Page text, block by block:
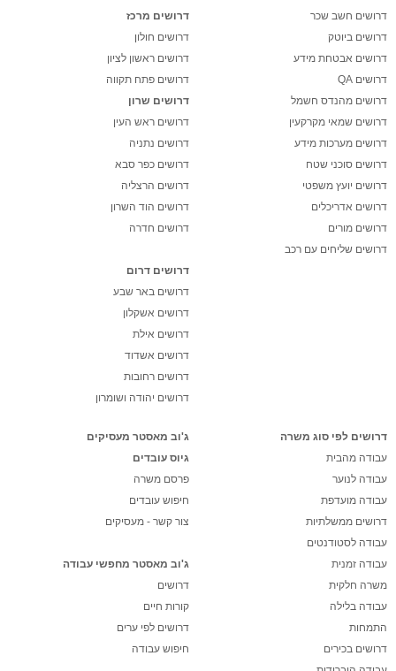
דרושים חשב שכר
דרושים ביוטק
דרושים אבטחת מידע
דרושים QA
דרושים מהנדס חשמל
דרושים שמאי מקרקעין
דרושים מערכות מידע
דרושים סוכני שטח
דרושים יועץ משפטי
דרושים אדריכלים
דרושים מורים
דרושים שליחים עם רכב
דרושים מרכז
דרושים חולון
דרושים ראשון לציון
דרושים פתח תקווה
דרושים שרון
דרושים ראש העין
דרושים נתניה
דרושים כפר סבא
דרושים הרצליה
דרושים הוד השרון
דרושים חדרה
דרושים דרום
דרושים באר שבע
דרושים אשקלון
דרושים אילת
דרושים אשדוד
דרושים רחובות
דרושים יהודה ושומרון
דרושים לפי סוג משרה
עבודה מהבית
עבודה לנוער
עבודה מועדפת
דרושים ממשלתיות
עבודה לסטודנטים
עבודה זמנית
משרה חלקית
עבודה בלילה
התמחות
דרושים בכירים
ג'וב מאסטר מעסיקים
גיוס עובדים
פרסם משרה
חיפוש עובדים
צור קשר - מעסיקים
ג'וב מאסטר מחפשי עבודה
דרושים
קורות חיים
דרושים לפי ערים
חיפוש עבודה